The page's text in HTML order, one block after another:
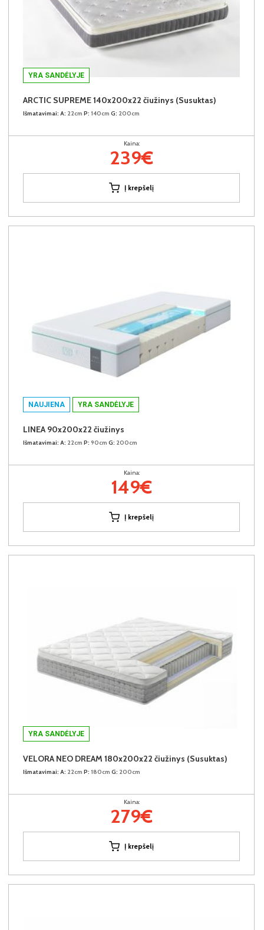
YRA SANDĖLYJE
ARCTIC SUPREME 140x200x22 čiužinys (Susuktas)
Išmatavimai: A: 22cm P: 140cm G: 200cm
Kaina:
239€
Į krepšelį
NAUJIENA YRA SANDĖLYJE
LINEA 90x200x22 čiužinys
Išmatavimai: A: 22cm P: 90cm G: 200cm
Kaina:
149€
Į krepšelį
YRA SANDĖLYJE
VELORA NEO DREAM 180x200x22 čiužinys (Susuktas)
Išmatavimai: A: 22cm P: 180cm G: 200cm
Kaina:
279€
Į krepšelį